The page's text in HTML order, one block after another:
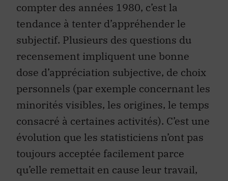
compter des années 1980, c’est la
tendance à tenter d’appréhender le
subjectif. Plusieurs des questions du
recensement impliquent une bonne
dose d’appréciation subjective, de choix
personnels (par exemple concernant les
minorités visibles, les origines, le temps
consacré à certaines activités). C’est une
évolution que les statisticiens n’ont pas
toujours acceptée facilement parce
qu’elle remettait en cause leur travail,